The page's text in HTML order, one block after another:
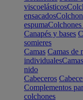
viscoelásticos
ensacados
espumaColchones
Canapés y bases
somieres
Camas Camas de
individuales
nido
Cabeceros
Complementos
colchones